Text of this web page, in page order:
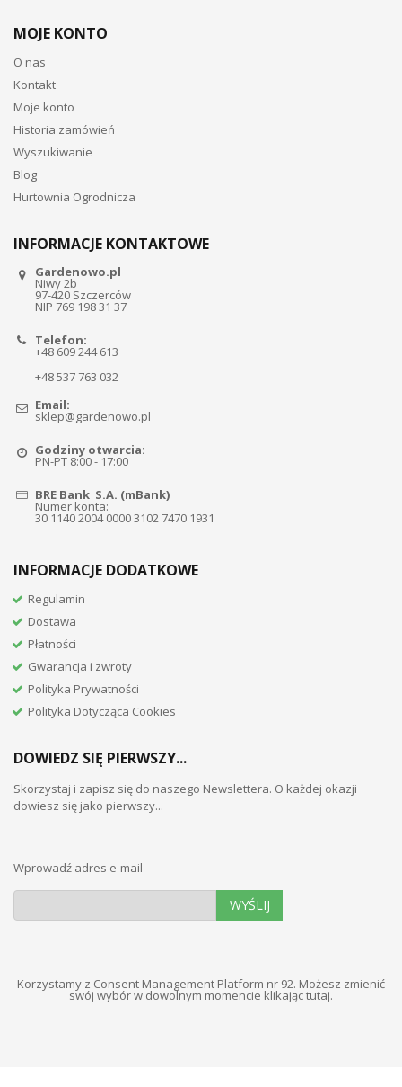
MOJE KONTO
O nas
Kontakt
Moje konto
Historia zamówień
Wyszukiwanie
Blog
Hurtownia Ogrodnicza
INFORMACJE KONTAKTOWE
Gardenowo.pl
Niwy 2b
97-420 Szczerców
NIP 769 198 31 37
Telefon:
+48 609 244 613
+48 537 763 032
Email:
sklep@gardenowo.pl
Godziny otwarcia:
PN-PT 8:00 - 17:00
BRE Bank S.A. (mBank)
Numer konta:
30 1140 2004 0000 3102 7470 1931
INFORMACJE DODATKOWE
Regulamin
Dostawa
Płatności
Gwarancja i zwroty
Polityka Prywatności
Polityka Dotycząca Cookies
DOWIEDZ SIĘ PIERWSZY...
Skorzystaj i zapisz się do naszego Newslettera. O każdej okazji
dowiesz się jako pierwszy...
Wprowadź adres e-mail
WYŚLIJ
Korzystamy z Consent Management Platform nr 92. Możesz zmienić
swój wybór w dowolnym momencie klikając tutaj.